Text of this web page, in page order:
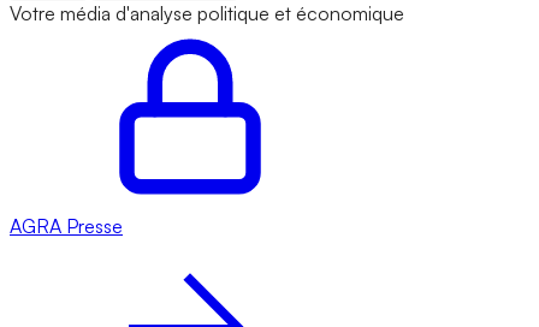
Votre média d'analyse politique et économique
AGRA Presse